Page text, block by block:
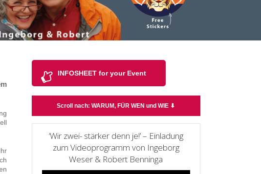
Ingeborg& Robert
INFOSHEET for your Event
Scroll nach: WARUM, FÜR WEN und WIE ⬇
‘Wir zwei- stärker denn je!’ – Einladung
zum Videoprogramm von Ingeborg
Weser & Robert Benninga